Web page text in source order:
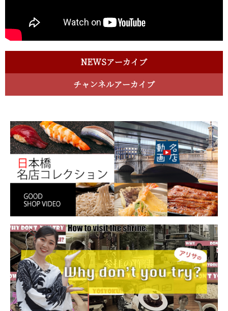
NEWSアーカイブ
チャンネルアーカイブ